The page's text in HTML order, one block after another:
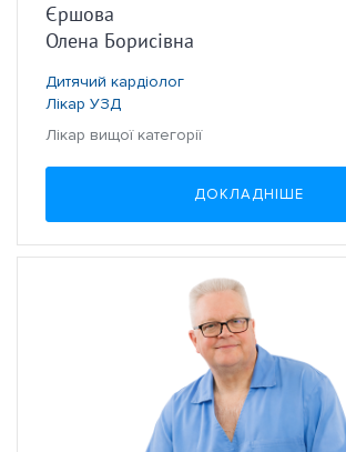
Єршова
Олена Борисівна
Дитячий кардіолог
Лікар УЗД
Лікар вищої категорії
ДОКЛАДНІШЕ